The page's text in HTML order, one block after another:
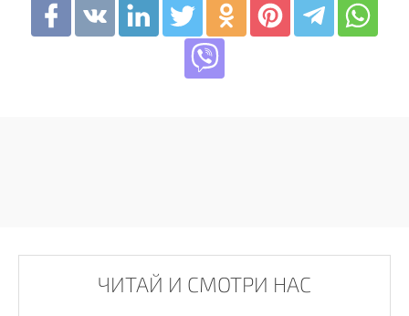
ЧИТАЙ И СМОТРИ НАС